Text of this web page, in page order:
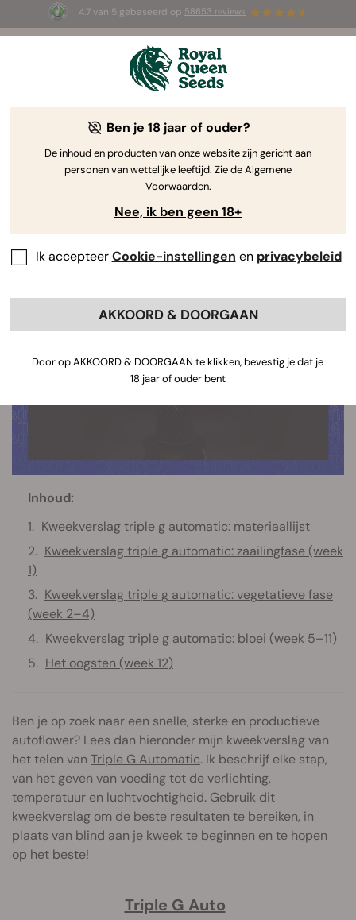
4.7 van 5 gebaseerd op 58653 reviews
☀️ Summer Sales: tot wel 50% korting
op geselecteerde producten! ⏤
De Kweekgids Voor Cannabis door Royal Queen Seeds
Grow Guide Zoekmachine
Kweekverslag Triple G Automatic
Luke Sumpter
Inhoud:
Kweekverslag triple g automatic: materiaallijst
Kweekverslag triple g automatic: zaailingfase (week
1)
Kweekverslag triple g automatic: vegetatieve fase
(week 2–4)
Kweekverslag triple g automatic: bloei (week 5–11)
Het oogsten (week 12)
Ben je op zoek naar een snelle, sterke en productieve
autoflower? Lees dan hieronder mijn kweekverslag van
het telen van Triple G Automatic. Ik beschrijf elke stap,
van het geven van voeding tot de verlichting,
temperatuur en luchtvochtigheid. Gebruik dit
kweekverslag om de beste resultaten te bereiken, in
plaats van blind aan je kweek te beginnen en te hopen
op het beste!
Triple G Auto
Ben je 18 jaar of ouder?
De inhoud en producten van onze website zijn gericht aan
personen van wettelijke leeftijd. Zie de Algemene
Voorwaarden.
Nee, ik ben geen 18+
Ik accepteerCookie-instellingen en privacybeleid
AKKOORD & DOORGAAN
Door op AKKOORD & DOORGAAN te klikken, bevestig je dat je
18 jaar of ouder bent